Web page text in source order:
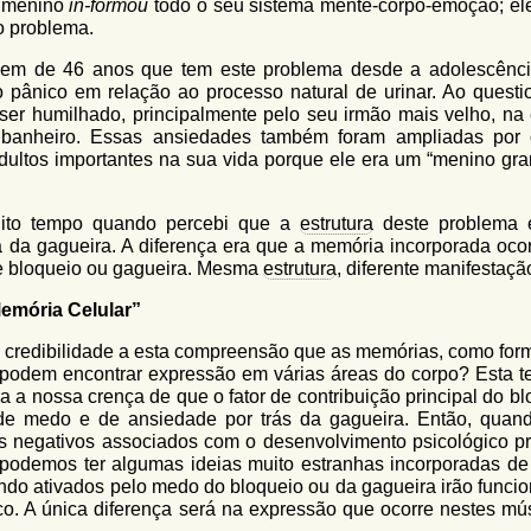
meninoin-formou todo o seu sistema mente-corpo-emoção;
problema.
de 46 anos que tem este problema desde a
em relação ao processo natural de urinar. Ao
humilhado, principalmente pelo seu irmão mais velho, na
Essas ansiedades também foram ampliadas por
importantes na sua vida porque ele era um “menino
tempo quando percebi que a estruturadeste problema
da gagueira. A diferença era que a memória incorporada
ou gagueira. Mesma estrutura, diferente
Celular”
a esta compreensão que as memórias, como
encontrar expressão em várias áreas do corpo? Esta
a nossa crença de que o fator de contribuição principal do
medo e de ansiedade por trás da gagueira. Então,
negativos associados com o desenvolvimento psicológico
ter algumas ideias muito estranhas incorporadas
ativados pelo medo do bloqueio ou da gagueira irão
A única diferença será na expressão que ocorre nestes